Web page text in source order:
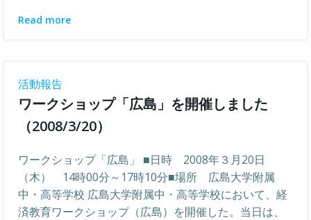
Read more
活動報告
ワークショップ「広島」を開催しました
（2008/3/20）
ワークショップ「広島」 ■日時 2008年３月20日
（木） 14時00分～17時10分■場所 広島大学附属
中・高等学校 広島大学附属中・高等学校において、経
済教育ワークショップ（広島）を開催した。当日は、